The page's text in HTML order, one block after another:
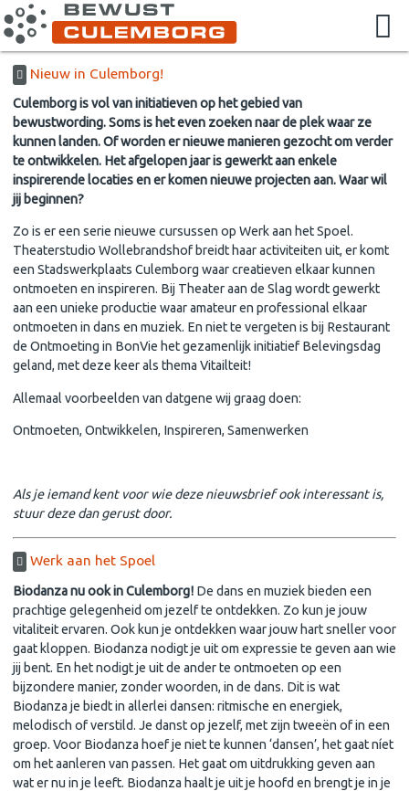
Nieuw in Culemborg!
Culemborg is vol van initiatieven op het gebied van
bewustwording. Soms is het even zoeken naar de plek waar ze
kunnen landen. Of worden er nieuwe manieren gezocht om verder
te ontwikkelen. Het afgelopen jaar is gewerkt aan enkele
inspirerende locaties en er komen nieuwe projecten aan. Waar wil
jij beginnen?
Zo is er een serie nieuwe cursussen op Werk aan het Spoel.
Theaterstudio Wollebrandshofbreidt haar activiteiten uit, er komt
een Stadswerkplaats Culemborg waar creatieven elkaar kunnen
ontmoeten en inspireren. Bij Theater aan de Slag wordt gewerkt
aan een unieke productie waar amateur en professional elkaar
ontmoeten in dans en muziek. En niet te vergeten is bij Restaurant
de Ontmoeting in BonVie het gezamenlijk initiatiefBelevingsdag
geland, met deze keer als thema Vitailteit!
Allemaal voorbeelden van datgene wij graag doen:
Ontmoeten, Ontwikkelen, Inspireren, Samenwerken
Als je iemand kent voor wie deze nieuwsbrief ook interessant is,
stuur deze dan gerust door.
Werk aan het Spoel
Biodanza nu ook in Culemborg! De dans en muziek bieden een
prachtige gelegenheid om jezelf te ontdekken. Zo kun je jouw
vitaliteit ervaren. Ook kun je ontdekken waar jouw hart sneller voor
gaat kloppen. Biodanza nodigt je uit om expressie te geven aan wie
jij bent. En het nodigt je uit de ander te ontmoeten op een
bijzondere manier, zonder woorden, in de dans. Dit is wat
Biodanza je biedt in allerlei dansen: ritmische en energiek,
melodisch of verstild. Je danst op jezelf, met zijn tweeën of in een
groep. Voor Biodanza hoef je niet te kunnen ‘dansen’, het gaat níet
om het aanleren van passen. Het gaat om uitdrukking geven aan
wat er nu in je leeft. Biodanza haalt je uit je hoofd en brengt je in je